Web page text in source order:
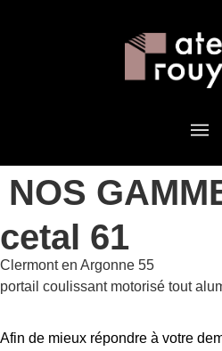
NOS
cetal 61
Clermont en Argonne 55
portail coulissant motorisé tout
Afin de mieux répondre à votre